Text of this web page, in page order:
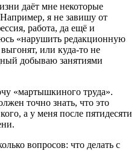
даёт мне некоторые
я не завишу от
работа, да ещё и
«нарушить редакционную
или куда-то не
добываю занятиями
«мартышкиного труда».
точно знать, что это
а у меня после пятидесяти
вопросов: что делать с